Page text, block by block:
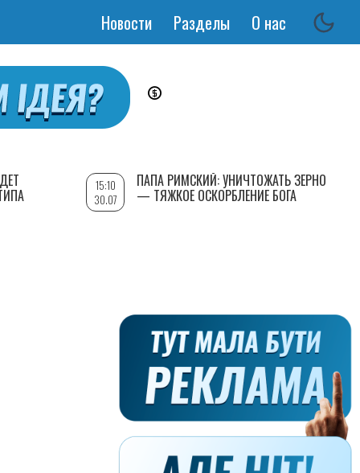
Основная
Новости Разделы О нас
15:10
30.07
ПАПА РИМСКИЙ: УНИЧТОЖАТЬ ЗЕРНО
— ТЯЖКОЕ ОСКОРБЛЕНИЕ БОГА